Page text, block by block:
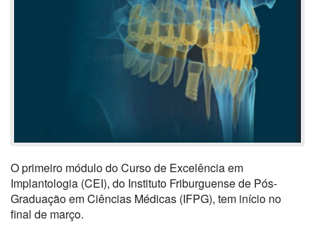
O primeiro módulo do Curso de Excelência em
Implantologia (CEI), do Instituto Friburguense de Pós-
Graduação em Ciências Médicas (IFPG), tem início no
final de março.